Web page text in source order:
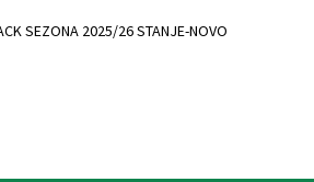
Login Customizer My account
SEZONA 2025/26 STANJE-NOVO